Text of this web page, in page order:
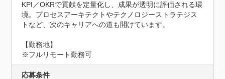
KPI／OKRで貢献を定量化し、成果が透明に評価される環
境。プロセスアーキテクトやテクノロジーストラテジス
トなど、次のキャリアへの道も開けています。
【勤務地】
※フルリモート勤務可
応募条件